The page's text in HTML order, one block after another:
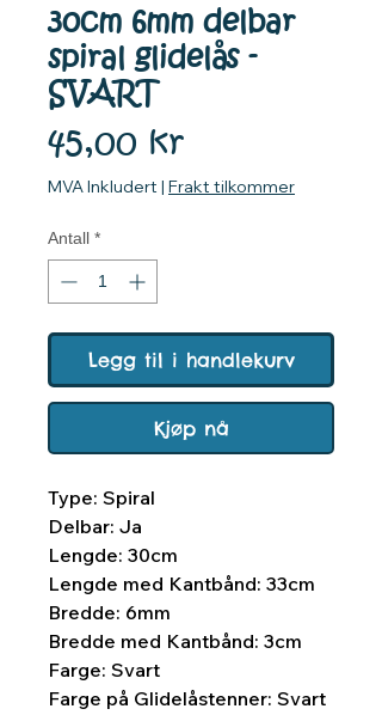
30cm 6mm delbar
spiral glidelås -
SVART
45,00 krPris
MVA Inkludert | Frakt tilkommer
Antall *
Legg til i handlekurv
Kjøp nå
Type: Spiral
Delbar: Ja
Lengde: 30cm
Lengde med Kantbånd: 33cm
Bredde: 6mm
Bredde med Kantbånd: 3cm
Farge: Svart
Farge på Glidelåstenner: Svart